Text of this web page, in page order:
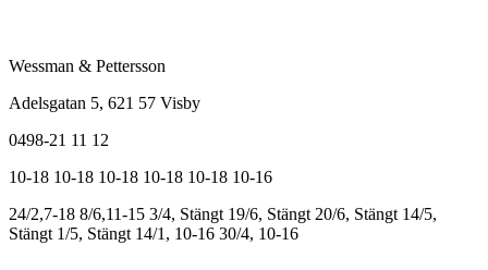
Wessman & Pettersson
Adelsgatan 5, 621 57 Visby
0498-21 11 12
10-18 10-18 10-18 10-18 10-18 10-16
24/2,7-18 8/6,11-15 3/4, Stängt 19/6, Stängt 20/6, Stängt 14/5,
Stängt 1/5, Stängt 14/1, 10-16 30/4, 10-16